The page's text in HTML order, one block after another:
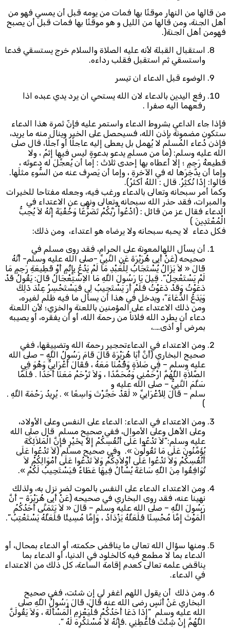
من قالها من النهار موقنًا بها فمات من يومه قبل أن يمسي فهو من
أهل الجنة، ومن قالها من الليل و هو موقنًا بها فمات قبل أن يصبح
فهومن أهل الجنة(.
استقبال القبلة لأنه عليه الصلاة والسلام خرج يستسقي فدعا
واستسقي ثم استقبل فقلب رداءه.
الوضوء قبل الدعاء ان تيسر
رفع اليدين بالدعاء لان الله يستحي ان يرد يدي عبده اذا
رفعهما اليه صفرا .
فإذا جاء الداعي بشروط الدعاء واستمر عليه فإنّ ثمرة هذا الدعاء
ستكون مضمونة بإذن الله، فسيحصل على الخير وينال منه ما يريد،
فإذن دُعاء المُسلم لا يُهمل بل يعطى إليه عاجلًا أو آجلًا، قال صلى
الله عليه وسلم: (ما من مسلمٍ يدعو بدعوةٍ ليس فيها إثمٌ ، ولا
قطيعةُ رَحِمٍ ؛ إلا أعطاه بها إحدى ثلاثَ : إما أن يُعجِّلَ له دعوتَه ،
وإما أن يدَّخِرَها له في الآخرةِ ، وإما أن يَصرِف عنه من السُّوءِ مثلَها.
قالوا: إذًا نُكثِرُ. قال : اللهُ أكثرُ).
وكما أمر سبحانه وتعالى بالدعاء ورغب فيه، وجعله مفتاحا للخيرات
والمبرات، فقد حذر الله سبحانه وتعالى ونهى عن الاعتداء في
الدعاء فقال عز من قائل : (ادْعُواْ رَبَّكُمْ تَضَرُّعًا وَخُفْيَةً إِنَّهُ لاَ يُحِبُّ
الْمُعْتَدِينَ )
فكل دعاء لا يحبه سبحانه ولا يرضاه هو اعتداء، ومن ذلك:
أن يسأل اللهالمعونة على الحرام، فقد روى مسلم في
صحيحه (عَنْ أَبِى هُرَيْرَةَ عَنِ النَّبِيِّ -صلى الله عليه وسلم- أَنَّهُ
قَالَ « لاَ يَزَالُ يُسْتَجَابُ لِلْعَبْدِ مَا لَمْ يَدْعُ بِإِثْمٍ أَوْ قَطِيعَةِ رَحِمٍ مَا
لَمْ يَسْتَعْجِلْ”. قِيلَ يَا رَسُولَ اللَّهِ مَا الاِسْتِعْجَالُ قَالَ: يَقُولُ قَدْ
دَعَوْتُ وَقَدْ دَعَوْتُ فَلَمْ أَرَ يَسْتَجِيبُ لِى فَيَسْتَحْسِرُ عِنْدَ ذَلِكَ
وَيَدَعُ الدُّعَاءَ”، ويدخل في هذا أن يسأل ما فيه ظلم لغيره،
ومن ذلك الاعتداء على المؤمنين باللعنة والخزي؛ لأن اللعنة
دعاء أن يطرد الله فلاناً من رحمة الله، أو أن يفقره، أو يصيبه
بمرض أو أذى….،
ومن الاعتداء في الدعاءتحجير رحمة الله وتضييقها، ففي
صحيح البخاري (أَنَّ أَبَا هُرَيْرَةَ قَالَ قَامَ رَسُولُ اللَّهِ – صلى الله
عليه وسلم – فِي صَلاَةٍ وَقُمْنَا مَعَهُ ، فَقَالَ أَعْرَابِيٌّ وَهْوَ فِي
الصَّلاَةِ اللَّهُمَّ ارْحَمْنِي وَمُحَمَّدًا ، وَلاَ تَرْحَمْ مَعَنَا أَحَدًا . فَلَمَّا
سَلَّمَ النَّبِيُّ – صلى الله عليه و
سلم – قَالَ لِلأَعْرَابِيِّ « لَقَدْ حَجَّرْتَ وَاسِعًا » . يُرِيدُ رَحْمَةَ اللَّهِ .
)
ومن الاعتداء في الدعاء: الدعاء على النفس وعلى الأولاد،
وعلى الأهل وعلى الأموال، ففي صحيح مسلم قال صلى الله
عليه وسلم:”لاَ تَدْعُوا عَلَى أَنْفُسِكُمْ إِلاَّ بِخَيْرٍ فَإِنَّ الْمَلاَئِكَةَ
يُؤَمِّنُونَ عَلَى مَا تَقُولُونَ ». وفي صحيح مسلم (لاَ تَدْعُوا عَلَى
أَنْفُسِكُمْ وَلاَ تَدْعُوا عَلَى أَوْلاَدِكُمْ وَلاَ تَدْعُوا عَلَى أَمْوَالِكُمْ لاَ
تُوَافِقُوا مِنَ اللَّهِ سَاعَةً يُسْأَلُ فِيهَا عَطَاءٌ فَيَسْتَجِيبُ لَكُمْ ».
ومن الاعتداء الدعاء على النفس بالموت لضر نزل به، ولذلك
نهينا عنه، فقد روى البخاري في صحيحه (عَنْ أَبِى هُرَيْرَةَ – أَنَّ
رَسُولَ اللَّهِ – صلى الله عليه وسلم – قَالَ « لاَ يَتَمَنَّى أَحَدُكُمُ
الْمَوْتَ إِمَّا مُحْسِنًا فَلَعَلَّهُ يَزْدَادُ ، وَإِمَّا مُسِيئًا فَلَعَلَّهُ يَسْتَعْتِبُ”.
ومنها سؤال الله تعالى ما يناقض حكمته، أو الدعاء بمحال، أو
الدعاء بما لا مطمع فيه كالخلود في الدنيا، أو الدعاء بما
يناقض علمه تعالى كعدم إقامة الساعة، كل ذلك من الاعتداء
في الدعاء.
ومن ذلك أن يقول اللهم اغفر لي إن شئت، ففي صحيح
البخاري عَنْ أَنَسٍ رضى الله عنه قَالَ، قَالَ رَسُولُ اللَّهِ صلى
الله عليه وسلم “إِذَا دَعَا أَحَدُكُمْ فَلْيَعْزِمِ الْمَسْأَلَةَ ، وَلاَ يَقُولَنَّ
اللَّهُمَّ إِنْ شِئْتَ فَأَعْطِنِي .فَإِنَّهُ لاَ مُسْتَكْرِهَ لَهُ “.